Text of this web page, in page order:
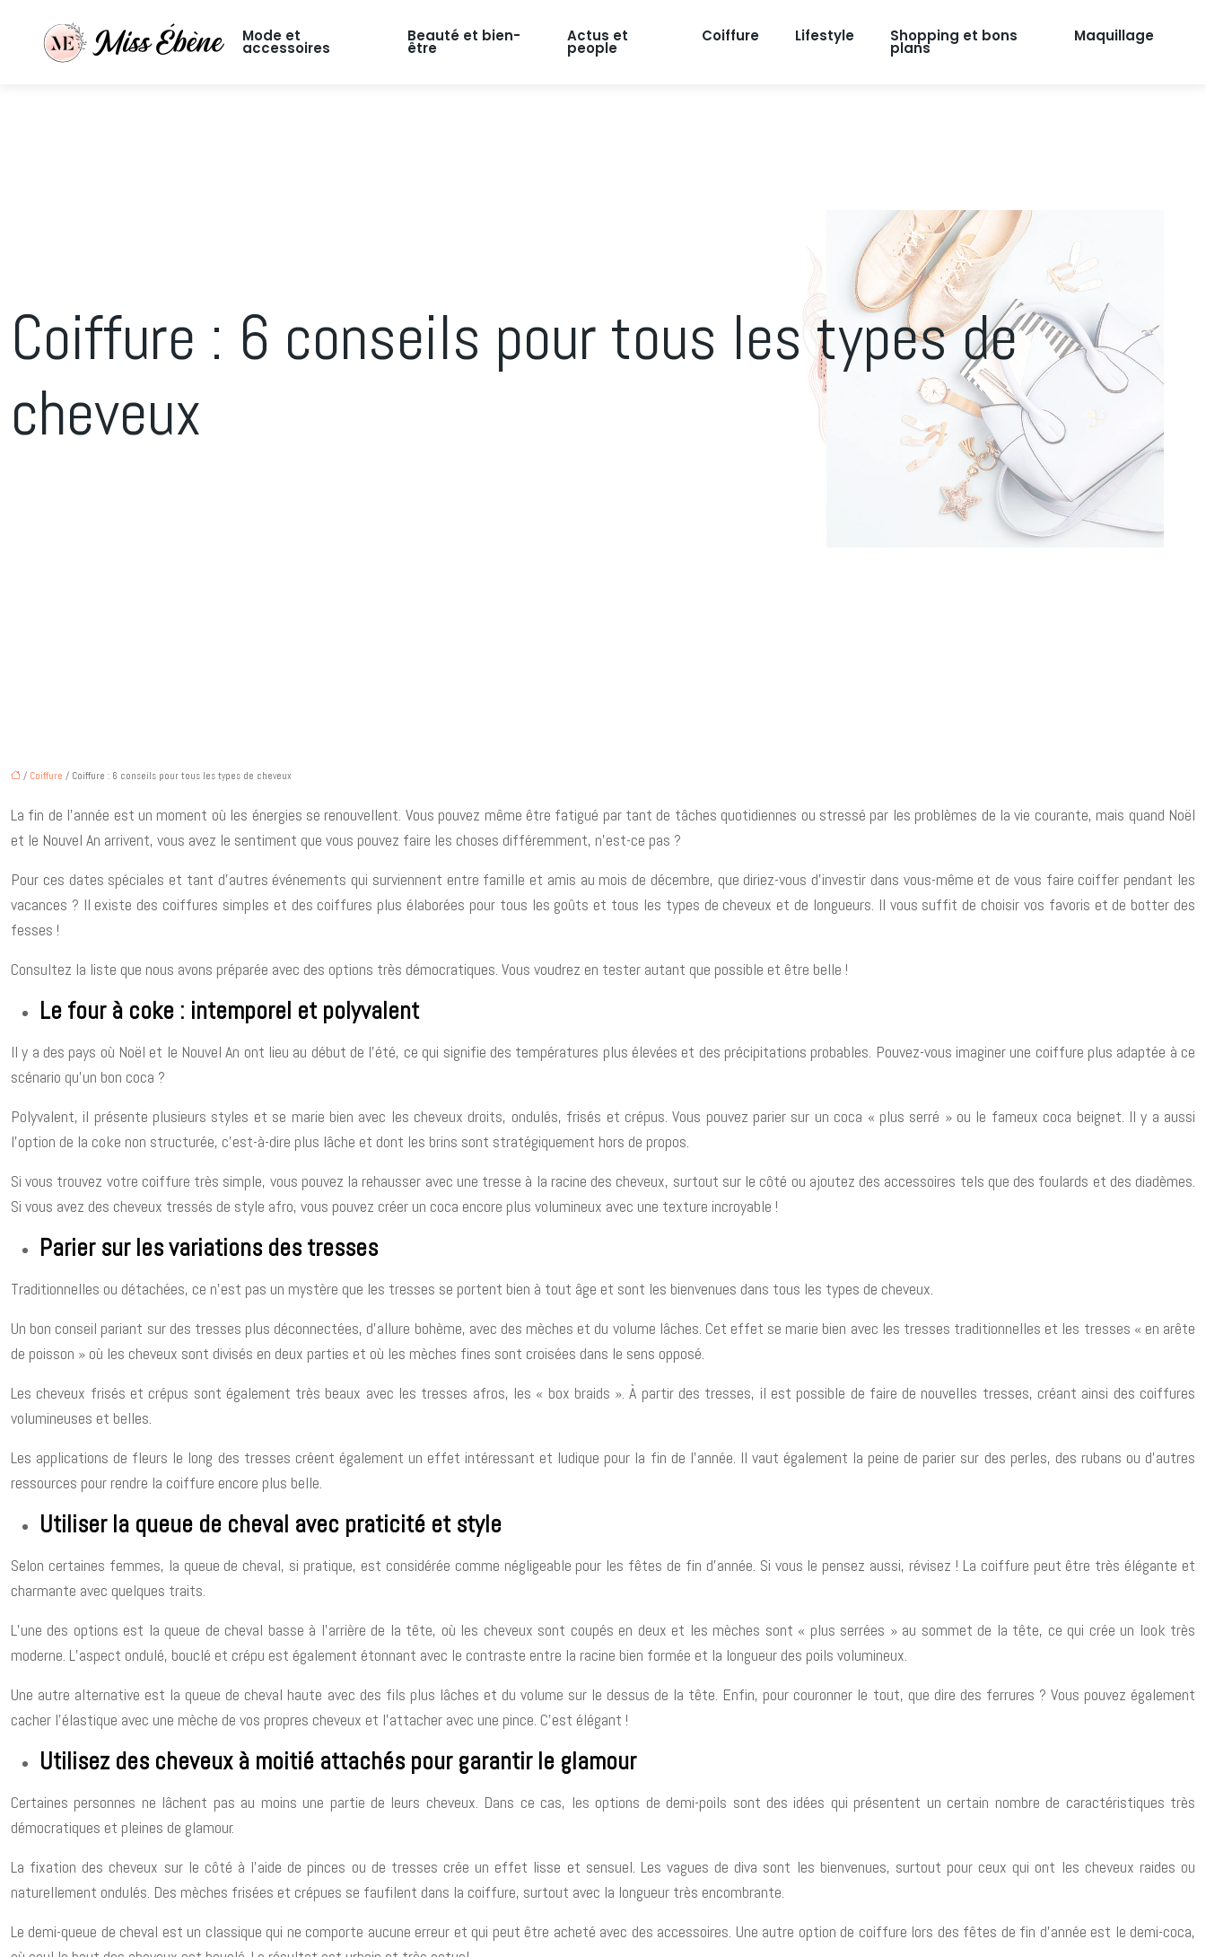
Mode et
accessoires
Beauté et bien-
être
Actus et
people
Coiffure Lifestyle Shopping et bons
plans
Maquillage
Coiffure : 6 conseils pour tous les types de
cheveux
/ Coiffure / Coiffure : 6 conseils pour tous les types de cheveux
La fin de l’année est un moment où les énergies se renouvellent. Vous pouvez même être fatigué par tant de tâches quotidiennes ou stressé par les problèmes de la vie courante, mais quand Noël
et le Nouvel An arrivent, vous avez le sentiment que vous pouvez faire les choses différemment, n’est-ce pas ?
Pour ces dates spéciales et tant d’autres événements qui surviennent entre famille et amis au mois de décembre, que diriez-vous d’investir dans vous-même et de vous faire coiffer pendant les
vacances ? Il existe des coiffures simples et des coiffures plus élaborées pour tous les goûts et tous les types de cheveux et de longueurs. Il vous suffit de choisir vos favoris et de botter des
fesses !
Consultez la liste que nous avons préparée avec des options très démocratiques. Vous voudrez en tester autant que possible et être belle !
Le four à coke : intemporel et polyvalent
Il y a des pays où Noël et le Nouvel An ont lieu au début de l’été, ce qui signifie des températures plus élevées et des précipitations probables. Pouvez-vous imaginer une coiffure plus adaptée à ce
scénario qu’un bon coca ?
Polyvalent, il présente plusieurs styles et se marie bien avec les cheveux droits, ondulés, frisés et crépus. Vous pouvez parier sur un coca « plus serré » ou le fameux coca beignet. Il y a aussi
l’option de la coke non structurée, c’est-à-dire plus lâche et dont les brins sont stratégiquement hors de propos.
Si vous trouvez votre coiffure très simple, vous pouvez la rehausser avec une tresse à la racine des cheveux, surtout sur le côté ou ajoutez des accessoires tels que des foulards et des diadèmes.
Si vous avez des cheveux tressés de style afro, vous pouvez créer un coca encore plus volumineux avec une texture incroyable !
Parier sur les variations des tresses
Traditionnelles ou détachées, ce n’est pas un mystère que les tresses se portent bien à tout âge et sont les bienvenues dans tous les types de cheveux.
Un bon conseil pariant sur des tresses plus déconnectées, d’allure bohème, avec des mèches et du volume lâches. Cet effet se marie bien avec les tresses traditionnelles et les tresses « en arête
de poisson » où les cheveux sont divisés en deux parties et où les mèches fines sont croisées dans le sens opposé.
Les cheveux frisés et crépus sont également très beaux avec les tresses afros, les « box braids ». À partir des tresses, il est possible de faire de nouvelles tresses, créant ainsi des coiffures
volumineuses et belles.
Les applications de fleurs le long des tresses créent également un effet intéressant et ludique pour la fin de l’année. Il vaut également la peine de parier sur des perles, des rubans ou d’autres
ressources pour rendre la coiffure encore plus belle.
Utiliser la queue de cheval avec praticité et style
Selon certaines femmes, la queue de cheval, si pratique, est considérée comme négligeable pour les fêtes de fin d’année. Si vous le pensez aussi, révisez ! La coiffure peut être très élégante et
charmante avec quelques traits.
L’une des options est la queue de cheval basse à l’arrière de la tête, où les cheveux sont coupés en deux et les mèches sont « plus serrées » au sommet de la tête, ce qui crée un look très
moderne. L’aspect ondulé, bouclé et crépu est également étonnant avec le contraste entre la racine bien formée et la longueur des poils volumineux.
Une autre alternative est la queue de cheval haute avec des fils plus lâches et du volume sur le dessus de la tête. Enfin, pour couronner le tout, que dire des ferrures ? Vous pouvez également
cacher l’élastique avec une mèche de vos propres cheveux et l’attacher avec une pince. C’est élégant !
Utilisez des cheveux à moitié attachés pour garantir le glamour
Certaines personnes ne lâchent pas au moins une partie de leurs cheveux. Dans ce cas, les options de demi-poils sont des idées qui présentent un certain nombre de caractéristiques très
démocratiques et pleines de glamour.
La fixation des cheveux sur le côté à l’aide de pinces ou de tresses crée un effet lisse et sensuel. Les vagues de diva sont les bienvenues, surtout pour ceux qui ont les cheveux raides ou
naturellement ondulés. Des mèches frisées et crépues se faufilent dans la coiffure, surtout avec la longueur très encombrante.
Le demi-queue de cheval est un classique qui ne comporte aucune erreur et qui peut être acheté avec des accessoires. Une autre option de coiffure lors des fêtes de fin d’année est le demi-coca,